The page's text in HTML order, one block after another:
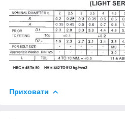
Приховати